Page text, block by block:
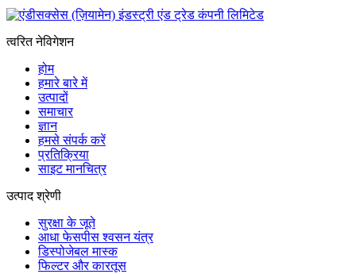
त्वरित नेविगेशन
होम
हमारे बारे में
उत्पादों
समाचार
ज्ञान
हमसे संपर्क करें
प्रतिक्रिया
साइट मानचित्र
उत्पाद श्रेणी
सुरक्षा के जूते
आधा फेसपीस श्वसन यंत्र
डिस्पोजेबल मास्क
फिल्टर और कारतूस